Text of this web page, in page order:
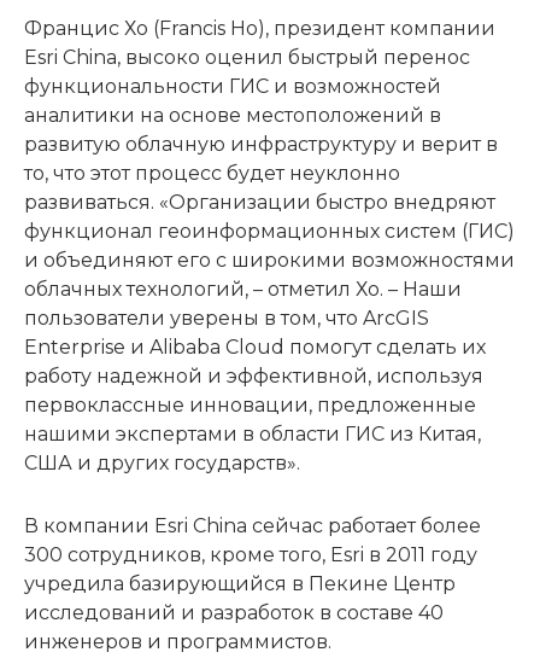
Францис Хо (Francis Ho), президент компании
Esri China, высоко оценил быстрый перенос
функциональности ГИС и возможностей
аналитики на основе местоположений в
развитую облачную инфраструктуру и верит в
то, что этот процесс будет неуклонно
развиваться. «Организации быстро внедряют
функционал геоинформационных систем (ГИС)
и объединяют его с широкими возможностями
облачных технологий, – отметил Хо. – Наши
пользователи уверены в том, что ArcGIS
Enterprise и Alibaba Cloud помогут сделать их
работу надежной и эффективной, используя
первоклассные инновации, предложенные
нашими экспертами в области ГИС из Китая,
США и других государств».
В компании Esri China сейчас работает более
300 сотрудников, кроме того, Esri в 2011 году
учредила базирующийся в Пекине Центр
исследований и разработок в составе 40
инженеров и программистов.